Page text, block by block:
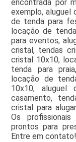
encontrada por
exemplo, aluguel
de tenda para
locação de
para eventos,
cristal, tendas
cristal 10x10,
tenda para
locação de
10x10,
casamento,
cristal para
Os
prontos para
Entre em contato!